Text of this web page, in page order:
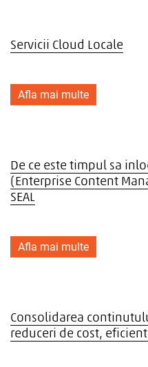
Servicii Cloud Locale
Afla mai multe
De ce este timpul sa
(Enterprise Content
SEAL
Afla mai multe
Consolidarea
reduceri de cost,